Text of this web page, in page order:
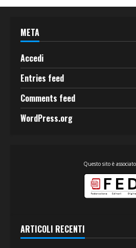
META
Accedi
Entries feed
Comments feed
WordPress.org
Questo sito è
ARTICOLI RECENTI